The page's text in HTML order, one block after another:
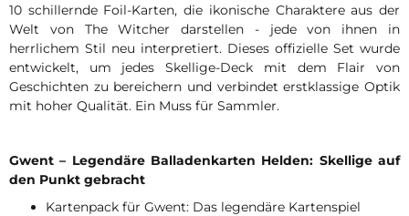
10 schillernde Foil-Karten, die ikonische Charaktere aus der
Welt von The Witcher darstellen - jede von ihnen in
herrlichem Stil neu interpretiert. Dieses offizielle Set wurde
entwickelt, um jedes Skellige-Deck mit dem Flair von
Geschichten zu bereichern und verbindet erstklassige Optik
mit hoher Qualität. Ein Muss für Sammler.
Gwent – Legendäre Balladenkarten Helden: Skellige auf
den Punkt gebracht
Kartenpack für Gwent: Das legendäre Kartenspiel